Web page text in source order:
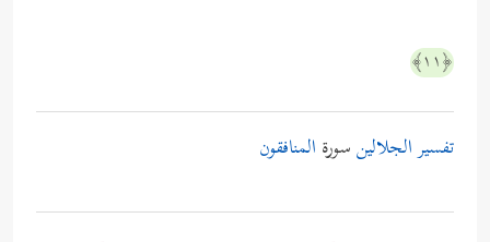
﴿١١﴾
تفسير الجلالينسورة المنافقون